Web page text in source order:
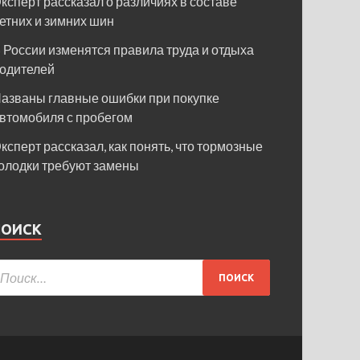
и зимних шин
России изменятся правила труда и отдыха
главные ошибки при покупке
с пробегом
рассказал, как понять, что тормозные
требуют замены